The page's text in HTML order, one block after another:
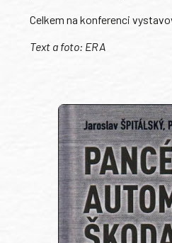
Celkem na konferenci
Text a foto: ERA